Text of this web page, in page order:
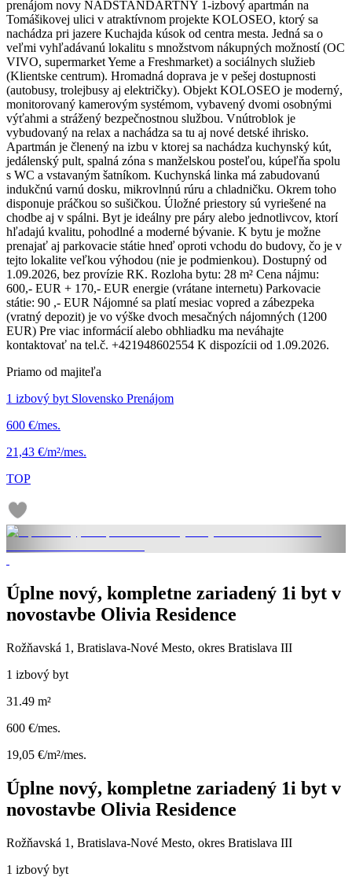
prenájom novy NADSTANDARTNY 1-izbový apartmán na
Tomášikovej ulici v atraktívnom projekte KOLOSEO, ktorý sa
nachádza pri jazere Kuchajda kúsok od centra mesta. Jedná sa o
veľmi vyhľadávanú lokalitu s množstvom nákupných možností (OC
VIVO, supermarket Yeme a Freshmarket) a sociálnych služieb
(Klientske centrum). Hromadná doprava je v pešej dostupnosti
(autobusy, trolejbusy aj električky). Objekt KOLOSEO je moderný,
monitorovaný kamerovým systémom, vybavený dvomi osobnými
výťahmi a strážený bezpečnostnou službou. Vnútroblok je
vybudovaný na relax a nachádza sa tu aj nové detské ihrisko.
Apartmán je členený na izbu v ktorej sa nachádza kuchynský kút,
jedálenský pult, spalná zóna s manželskou posteľou, kúpeľňa spolu
s WC a vstavaným šatníkom. Kuchynská linka má zabudovanú
indukčnú varnú dosku, mikrovlnnú rúru a chladničku. Okrem toho
disponuje práčkou so sušičkou. Úložné priestory sú vyriešené na
chodbe aj v spálni. Byt je ideálny pre páry alebo jednotlivcov, ktorí
hľadajú kvalitu, pohodlné a moderné bývanie. K bytu je možne
prenajať aj parkovacie státie hneď oproti vchodu do budovy, čo je v
tejto lokalite veľkou výhodou (nie je podmienkou). Dostupný od
1.09.2026, bez provízie RK. Rozloha bytu: 28 m² Cena nájmu:
600,- EUR + 170,- EUR energie (vrátane internetu) Parkovacie
státie: 90 ,- EUR Nájomné sa platí mesiac vopred a zábezpeka
(vratný depozit) je vo výške dvoch mesačných nájomných (1200
EUR) Pre viac informácií alebo obhliadku ma neváhajte
kontaktovať na tel.č. +421948602554 K dispozícii od 1.09.2026.
Priamo od majiteľa
1 izbový byt Slovensko Prenájom
600 €/mes.
21,43 €/m²/mes.
TOP
Úplne nový, kompletne zariadený 1i byt v
novostavbe Olivia Residence
Rožňavská 1, Bratislava-Nové Mesto, okres Bratislava III
1 izbový byt
31.49 m²
600 €/mes.
19,05 €/m²/mes.
Úplne nový, kompletne zariadený 1i byt v
novostavbe Olivia Residence
Rožňavská 1, Bratislava-Nové Mesto, okres Bratislava III
1 izbový byt